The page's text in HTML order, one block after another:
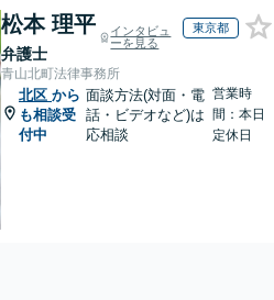
松本 理平
弁護士
インタビュ
ーを見る
東京都
青山北町法律事務所
北区 から
も相談受
付中
面談方法(対面・電
話・ビデオなど)は
応相談
営業時
間：本日
定休日